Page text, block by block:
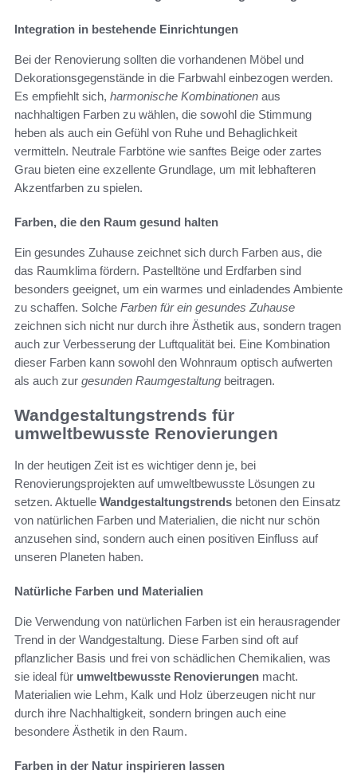
Integration in bestehende Einrichtungen
Bei der Renovierung sollten die vorhandenen Möbel und
Dekorationsgegenstände in die Farbwahl einbezogen werden.
Es empfiehlt sich, harmonische Kombinationen aus
nachhaltigen Farben zu wählen, die sowohl die Stimmung
heben als auch ein Gefühl von Ruhe und Behaglichkeit
vermitteln. Neutrale Farbtöne wie sanftes Beige oder zartes
Grau bieten eine exzellente Grundlage, um mit lebhafteren
Akzentfarben zu spielen.
Farben, die den Raum gesund halten
Ein gesundes Zuhause zeichnet sich durch Farben aus, die
das Raumklima fördern. Pastelltöne und Erdfarben sind
besonders geeignet, um ein warmes und einladendes Ambiente
zu schaffen. Solche Farben für ein gesundes Zuhause
zeichnen sich nicht nur durch ihre Ästhetik aus, sondern tragen
auch zur Verbesserung der Luftqualität bei. Eine Kombination
dieser Farben kann sowohl den Wohnraum optisch aufwerten
als auch zur gesunden Raumgestaltung beitragen.
Wandgestaltungstrends für
umweltbewusste Renovierungen
In der heutigen Zeit ist es wichtiger denn je, bei
Renovierungsprojekten auf umweltbewusste Lösungen zu
setzen. Aktuelle Wandgestaltungstrends betonen den Einsatz
von natürlichen Farben und Materialien, die nicht nur schön
anzusehen sind, sondern auch einen positiven Einfluss auf
unseren Planeten haben.
Natürliche Farben und Materialien
Die Verwendung von natürlichen Farben ist ein herausragender
Trend in der Wandgestaltung. Diese Farben sind oft auf
pflanzlicher Basis und frei von schädlichen Chemikalien, was
sie ideal für umweltbewusste Renovierungen macht.
Materialien wie Lehm, Kalk und Holz überzeugen nicht nur
durch ihre Nachhaltigkeit, sondern bringen auch eine
besondere Ästhetik in den Raum.
Farben in der Natur inspirieren lassen